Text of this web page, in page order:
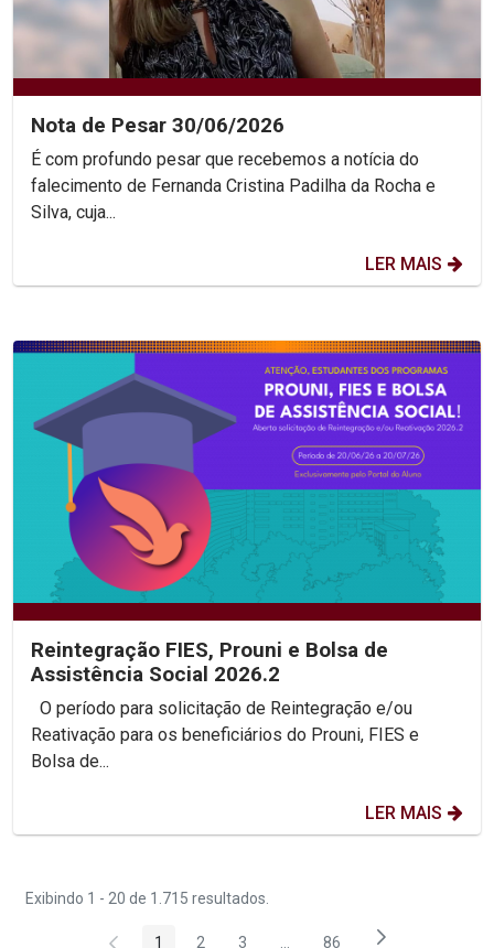
Nota de Pesar 30/06/2026
É com profundo pesar que recebemos a notícia do
falecimento de Fernanda Cristina Padilha da Rocha e
Silva, cuja...
LER MAIS
Reintegração FIES, Prouni e Bolsa de
Assistência Social 2026.2
Reativação para os beneficiários do Prouni, FIES e
Bolsa de...
LER MAIS
Exibindo 1 - 20 de 1.715 resultados.
1 2 3 86